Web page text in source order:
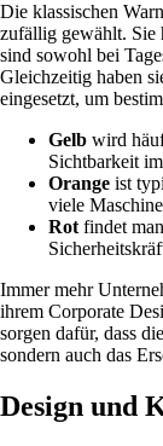
Die klassischen
zufällig gewählt. Sie
sind sowohl bei
Gleichzeitig haben
eingesetzt, um
Gelb wird
Sichtbarkeit
Orange ist
viele
Rotfindet
Immer mehr
ihrem Corporate
sorgen dafür, dass
sondern auch das
Design und